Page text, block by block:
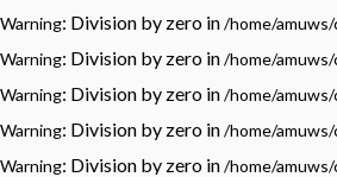
Warning: Division by zero in/home/
Warning: Division by zero in/home/
Warning: Division by zero in/home/
Warning: Division by zero in/home/
Warning: Division by zero in/home/